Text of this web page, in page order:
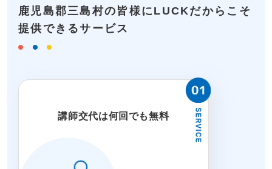
鹿児島郡三島村の皆様にLUCKだからこそ
提供できるサービス
講師交代は何回でも無料